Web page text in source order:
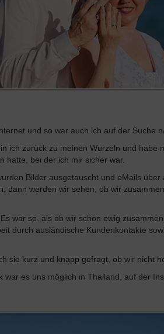
und so war auch ich auf der Suche
ich zurück zu meinen Wurzeln und
hatte, bei der ich mir sicher war.
Bilder ausgetauscht und eMails
dann werden wir sehen, ob wir
war so, als ob wir schon ewig
durch ausländische Kundenkontakte
sie kurz und knapp gefragt, ob wir nicht
war es uns möglich in Thailand, auf der